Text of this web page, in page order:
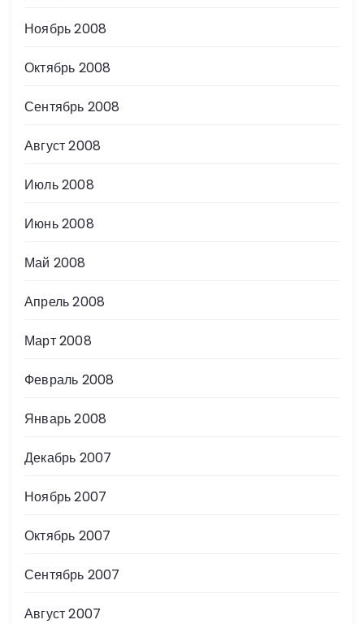
Ноябрь 2008
Октябрь 2008
Сентябрь 2008
Август 2008
Июль 2008
Июнь 2008
Май 2008
Апрель 2008
Март 2008
Февраль 2008
Январь 2008
Декабрь 2007
Ноябрь 2007
Октябрь 2007
Сентябрь 2007
Август 2007